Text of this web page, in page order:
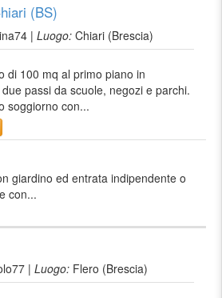
(BS)
| Luogo: Chiari (Brescia)
di 100 mq al primo piano in
passi da scuole, negozi e parchi.
soggiorno con...
giardino ed entrata indipendente o
con...
| Luogo: Flero (Brescia)